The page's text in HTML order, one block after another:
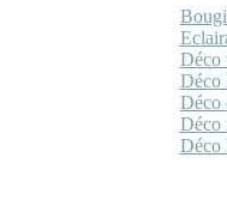
Déco
Déco
Déco
Déco
Déco